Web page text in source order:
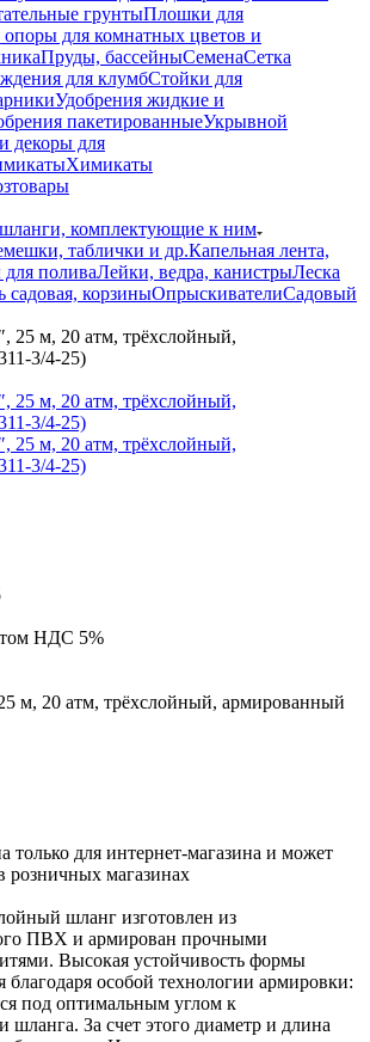
грунтыПлошки для
для комнатных цветов и
Пруды, бассейныСеменаСетка
для клумбСтойки для
Удобрения жидкие и
пакетированныеУкрывной
декоры для
Химикаты
комплектующие к ним
таблички и др.Капельная лента,
поливаЛейки, ведра, канистрыЛеска
садовая, корзиныОпрыскивателиСадовый
25 м, 20 атм, трёхслойный,
3/4-25)
НДС 5%
м, 20 атм, трёхслойный, армированный
только для интернет-магазина и может
розничных магазинах
шланг изготовлен из
ПВХ и армирован прочными
Высокая устойчивость формы
благодаря особой технологии армировки:
под оптимальным углом к
шланга. За счет этого диаметр и длина